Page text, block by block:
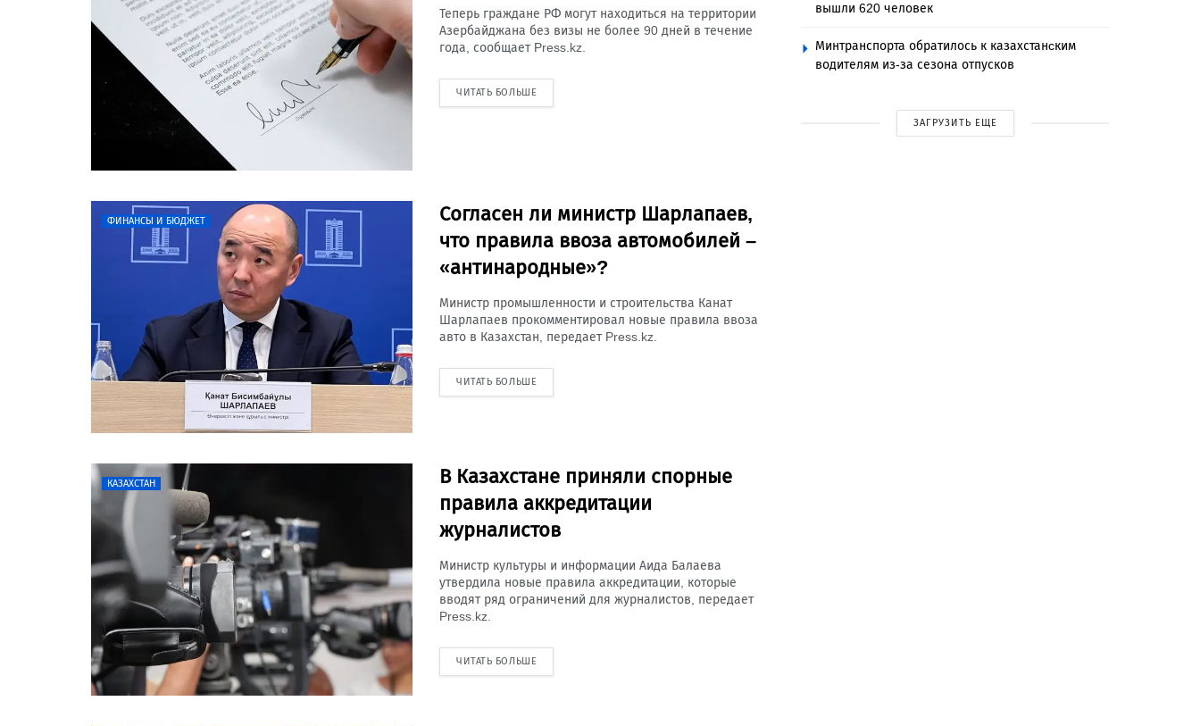
Теперь граждане РФ могут находиться на территории
Азербайджана без визы не более 90 дней в течение
года, сообщает Press.kz.
ЧИТАТЬ БОЛЬШЕ
ФИНАНСЫ И БЮДЖЕТ
Согласен ли министр Шарлапаев,
что правила ввоза автомобилей –
«антинародные»?
Министр промышленности и строительства Канат
Шарлапаев прокомментировал новые правила ввоза
авто в Казахстан, передает Press.kz.
ЧИТАТЬ БОЛЬШЕ
КАЗАХСТАН
В Казахстане приняли спорные
правила аккредитации
журналистов
Министр культуры и информации Аида Балаева
утвердила новые правила аккредитации, которые
вводят ряд ограничений для журналистов, передает
Press.kz.
ЧИТАТЬ БОЛЬШЕ
вышли 620 человек
Минтранспорта обратилось к казахстанcким
водителям из-за сезона отпусков
ЗАГРУЗИТЬ ЕЩЕ